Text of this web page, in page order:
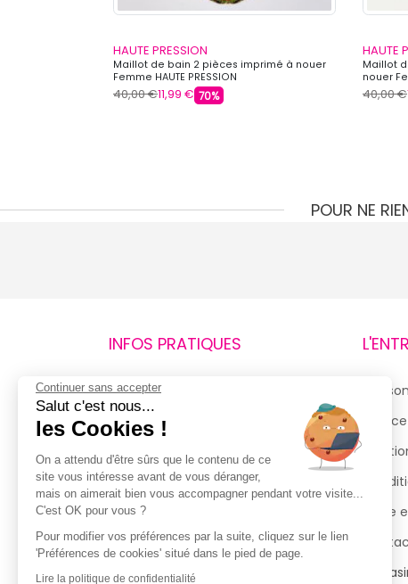
HAUTE PRESSION
Maillot de bain 2 pièces imprimé à nouer
Femme HAUTE PRESSION
40,00 €11,99 € 70%
HAUTE
Maillot
nouer
40,00 €
POUR NE
INFOS PRATIQUES
Retours et remboursements
Suivi de commande
Livraisons
Guide des tailles
Politique de confidentialité
Conditions générales d’utilisation
de la Carte de Fidélité
Qui
Notre
Continuer sans accepter
Salut c'est nous...
les Cookies !
On a attendu d'être sûrs que le contenu de ce
site vous intéresse avant de vous déranger,
mais on aimerait bien vous accompagner pendant votre visite...
C'est OK pour vous ?
Pour modifier vos préférences par la suite, cliquez sur le lien
'Préférences de cookies' situé dans le pied de page.
Lire la politique de confidentialité